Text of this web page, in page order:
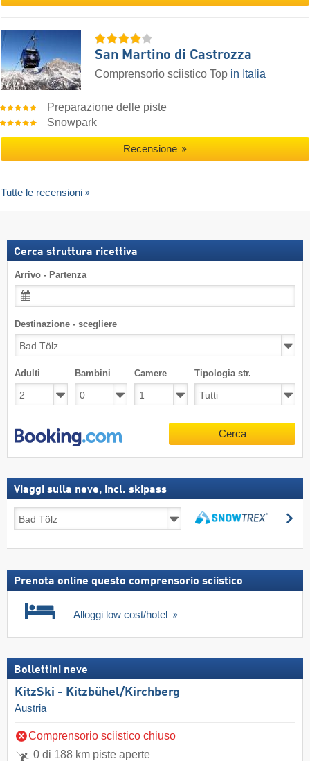
San Martino di Castrozza
Comprensorio sciistico Top in Italia
Preparazione delle piste
Snowpark
Recensione
Tutte le recensioni
Cerca struttura ricettiva
Arrivo - Partenza
Destinazione - scegliere
Adulti Bambini Camere Tipologia str.
Cerca
Viaggi sulla neve, incl. skipass
Viaggi
sulla
incl.
Prenota online questo comprensorio sciistico
Alloggi low cost/hotel
Bollettini neve
KitzSki - Kitzbühel/​Kirchberg
Austria
Comprensorio sciistico chiuso
0 di 188 km piste aperte